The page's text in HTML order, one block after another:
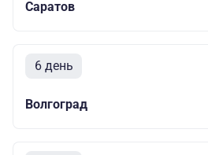
Саратов
6 день
Волгоград